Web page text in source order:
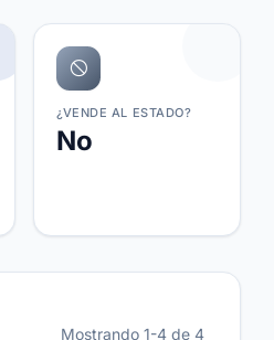
¿VENDE AL ESTADO?
No
Mostrando 1-4 de 4